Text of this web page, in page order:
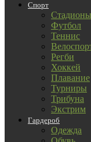
Спорт
Стадионы
Футбол
Теннис
Регби
Хоккей
Плавание
Турниры
Трибуна
Экстрим
Гардероб
Одежда